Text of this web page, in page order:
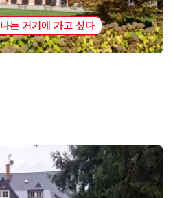
나는 거기에 가고 싶다